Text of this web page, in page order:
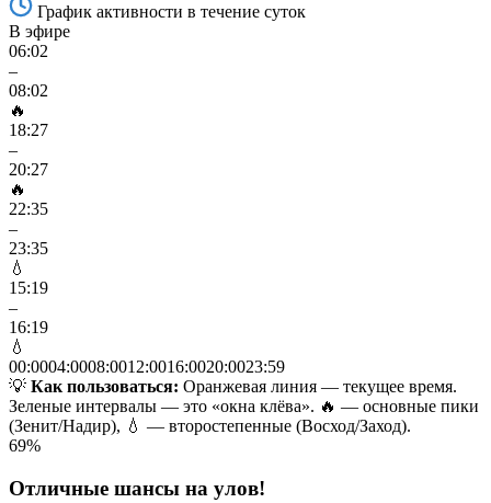
График активности в течение суток
В эфире
06:02
–
08:02
🔥
18:27
–
20:27
🔥
22:35
–
23:35
💧
15:19
–
16:19
💧
00:0004:0008:0012:0016:0020:0023:59
💡 Как пользоваться: Оранжевая линия — текущее время.
Зеленые интервалы — это «окна клёва». 🔥 — основные пики
(Зенит/Надир), 💧 — второстепенные (Восход/Заход).
69%
Отличные шансы на улов!